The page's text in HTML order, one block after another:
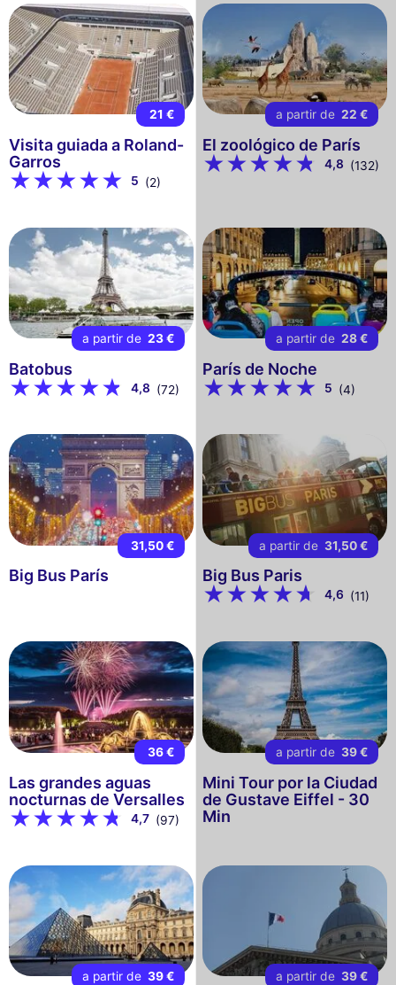
21 €
Visita guiada a Roland-
Garros
5 (2)
a partir de 22 €
El zoológico de París
4,8 (132)
a partir de 23 €
Batobus
4,8 (72)
a partir de 28 €
París de Noche
5 (4)
31,50 €
Big Bus París
a partir de 31,50 €
Big Bus Paris
4,6 (11)
36 €
Las grandes aguas
nocturnas de Versalles
4,7 (97)
a partir de 39 €
Mini Tour por la Ciudad
de Gustave Eiffel - 30
Min
a partir de 39 € a partir de 39 €